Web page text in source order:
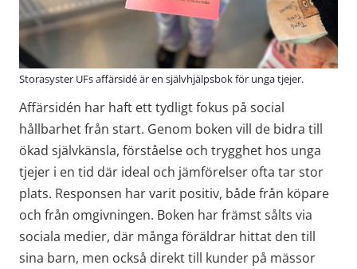
Storasyster UFs affärsidé är en självhjälpsbok för unga tjejer.
Affärsidén har haft ett tydligt fokus på social
hållbarhet från start. Genom boken vill de bidra till
ökad självkänsla, förståelse och trygghet hos unga
tjejer i en tid där ideal och jämförelser ofta tar stor
plats. Responsen har varit positiv, både från köpare
och från omgivningen. Boken har främst sålts via
sociala medier, där många föräldrar hittat den till
sina barn, men också direkt till kunder på mässor